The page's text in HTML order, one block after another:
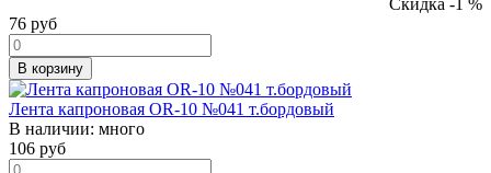
76 руб
В корзину
Лента капроновая OR-10 №041 т.бордовый
В наличии: много
106 руб